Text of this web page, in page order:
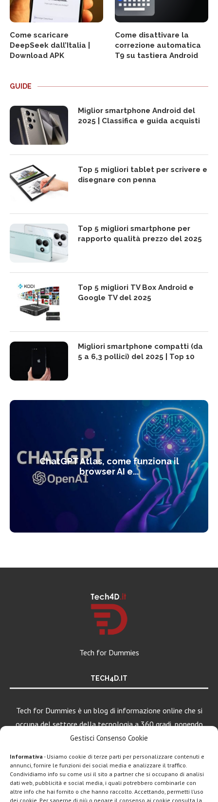
Gestisci Consenso Cookie
Informativa - Usiamo cookie di terze parti per personalizzare contenuti e
annunci, fornire le funzioni dei social media e analizzare il traffico.
Condividiamo info su come usi il sito a partner che si occupano di analisi
dati web, pubblicità e social media, i quali potrebbero combinarle con
altre info che hai fornito o che hanno raccolto. Accettando, permetti l’uso
dei cookie. Per saperne di più o negare il consenso ai cookie consulta la
Come scaricare
DeepSeek dall’Italia |
Download APK
Come disattivare la
correzione automatica
T9 su tastiera Android
GUIDE
Miglior smartphone Android del
2025 | Classifica e guida acquisti
Top 5 migliori tablet per scrivere e
disegnare con penna
Top 5 migliori smartphone per
rapporto qualità prezzo del 2025
Top 5 migliori TV Box Android e
Google TV del 2025
Migliori smartphone compatti (da
5 a 6,3 pollici) del 2025 | Top 10
ChatGPT Atlas, come funziona il
browser AI e...
Tech for Dummies
TECH4D.IT
Tech for Dummies è un blog di informazione online che si
occupa del settore della tecnologia a 360 gradi, ponendo
una particolare attenzione al mondo Android, Apple e
LEGGI ANCHE